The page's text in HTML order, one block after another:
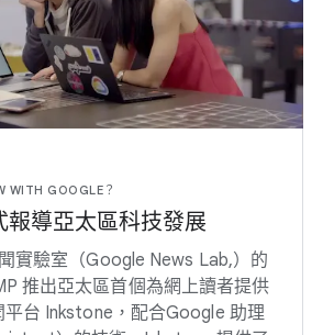
WIT​H GOOGLE？
報導亞太區​科技​發展
實驗​室​（​Google News Lab​,）​的​
推出​亞太區​首​個​為​網上​讀者​提供​
平​台 Inkstone，​配合​Google 助理